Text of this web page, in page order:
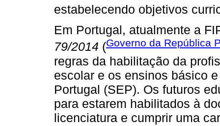
estabelecendo objetivos
Em Portugal, atualmente a
79/2014 (Governo da República
regras da habilitação da
escolar e os ensinos básico
Portugal (SEP). Os futuros
para estarem habilitados à
licenciatura e cumprir uma